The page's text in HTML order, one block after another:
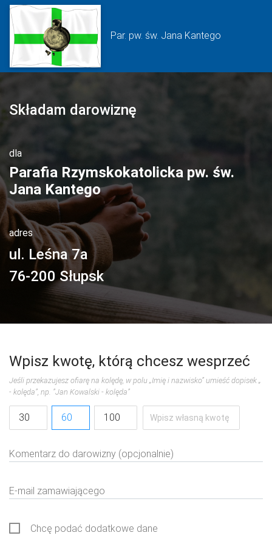
Par. pw. św. Jana Kantego
Składam darowiznę
dla
Parafia Rzymskokatolicka pw. św.
Jana Kantego
adres
ul. Leśna 7a
76-200 Słupsk
Wpisz kwotę, którą chcesz wesprzeć
Jeśli przekazujesz ofiarę na kolędę, w polu „Imię i nazwisko” umieść dopisek „
- kolęda”, np. ”Jan Kowalski - kolęda”
30 60 100
Komentarz do darowizny (opcjonalnie)
E-mail zamawiającego
Chcę podać dodatkowe dane